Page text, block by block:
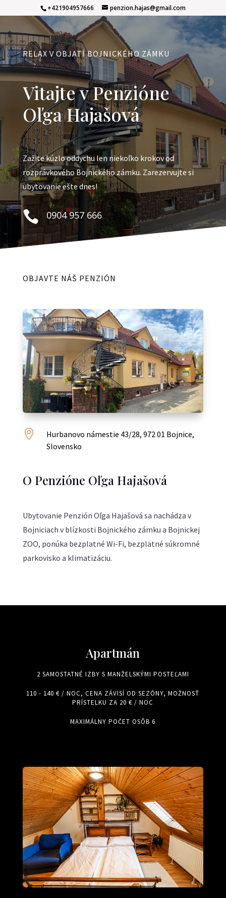
+421904957666 penzion.hajas@gmail.com
RELAX V OBJATÍ BOJNICKÉHO ZÁMKU
Vitajte v Penzióne
Oľga Hajašová
Zažite kúzlo oddychu len niekoľko krokov od
rozprávkového Bojnického zámku. Zarezervujte si
ubytovanie ešte dnes!
 0904 957 666
OBJAVTE NÁŠ PENZIÓN

Hurbanovo námestie 43/28, 972 01 Bojnice,
Slovensko
O Penzióne Oľga Hajašová
Ubytovanie Penzión Oľga Hajašová sa nachádza v
Bojniciach v blízkosti Bojnického zámku a Bojnickej
ZOO, ponúka bezplatné Wi-Fi, bezplatné súkromné
parkovisko a klimatizáciu.
Apartmán
2 SAMOSTATNÉ IZBY S MANŽELSKÝMI POSTEĽAMI
110 - 140 € / NOC, CENA ZÁVISÍ OD SEZÓNY, MOŽNOSŤ
PRÍSTELKU ZA 20 € / NOC
MAXIMÁLNY POČET OSÔB 6